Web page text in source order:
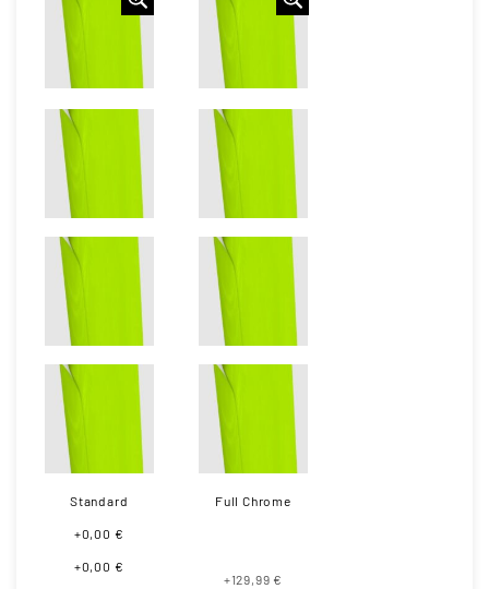
Standard
+0,00 €
+0,00 €
Full Chrome
+129,99 €